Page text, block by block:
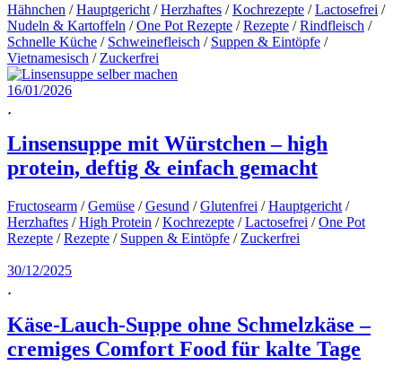
Hähnchen /Hauptgericht /Herzhaftes /Kochrezepte /Lactosefrei /
Nudeln & Kartoffeln /One Pot Rezepte /Rezepte /Rindfleisch /
Schnelle Küche / Schweinefleisch / Suppen & Eintöpfe /
Vietnamesisch / Zuckerfrei
16/01/2026
Linsensuppe mit Würstchen – high
protein, deftig & einfach gemacht
Fructosearm /Gemüse /Gesund /Glutenfrei /Hauptgericht /
Herzhaftes /High Protein /Kochrezepte /Lactosefrei /One Pot
Rezepte /Rezepte / Suppen & Eintöpfe / Zuckerfrei
30/12/2025
Käse-Lauch-Suppe ohne Schmelzkäse –
cremiges Comfort Food für kalte Tage